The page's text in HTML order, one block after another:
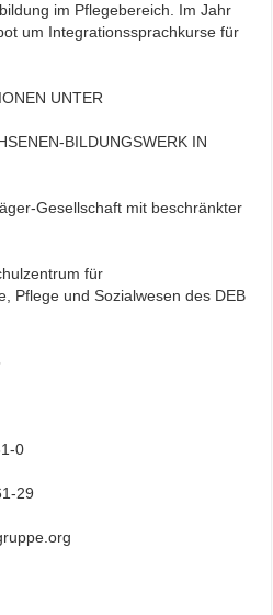
im Pflegebereich. Im Jahr
um Integrationssprachkurse für
UNTER
BILDUNGSWERK IN
Gesellschaft mit beschränkter
für
Pflege und Sozialwesen des DEB
0
29